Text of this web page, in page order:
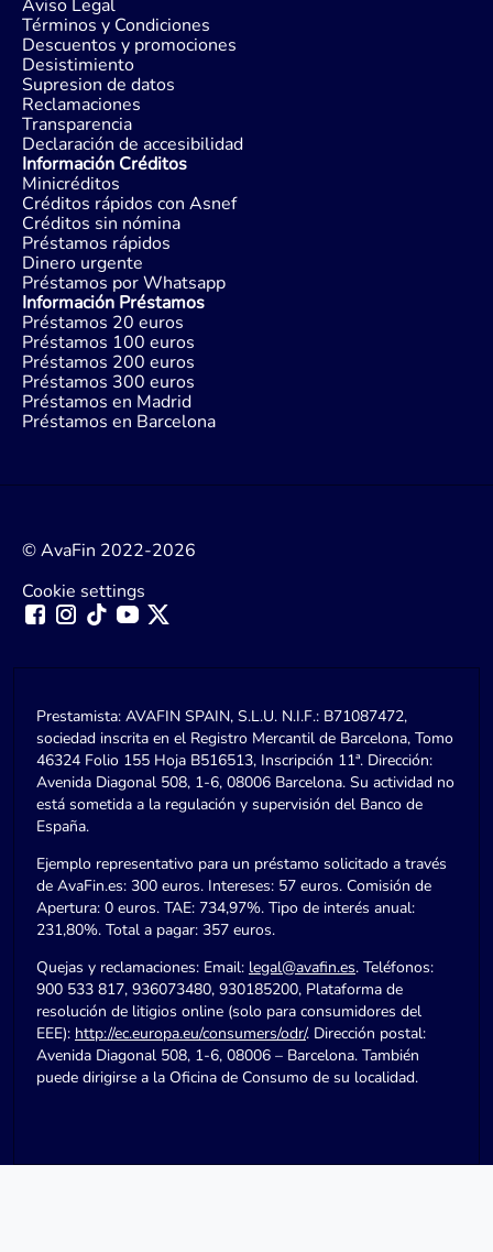
Aviso Legal
Términos y Condiciones
Descuentos y promociones
Desistimiento
Supresion de datos
Reclamaciones
Transparencia
Declaración de accesibilidad
Información Créditos
Minicréditos
Créditos rápidos con Asnef
Créditos sin nómina
Préstamos rápidos
Dinero urgente
Préstamos por Whatsapp
Información Préstamos
Préstamos 20 euros
Préstamos 100 euros
Préstamos 200 euros
Préstamos 300 euros
Préstamos en Madrid
Préstamos en Barcelona
© AvaFin 2022-2026
Cookie settings
Prestamista: AVAFIN SPAIN, S.L.U. N.I.F.: B71087472,
sociedad inscrita en el Registro Mercantil de Barcelona, Tomo
46324 Folio 155 Hoja B516513, Inscripción 11ª. Dirección:
Avenida Diagonal 508, 1-6, 08006 Barcelona. Su actividad no
está sometida a la regulación y supervisión del Banco de
España.
Ejemplo representativo para un préstamo solicitado a través
de AvaFin.es: 300 euros. Intereses: 57 euros. Comisión de
Apertura: 0 euros. TAE: 734,97%. Tipo de interés anual:
231,80%. Total a pagar: 357 euros.
Quejas y reclamaciones: Email: legal@avafin.es. Teléfonos:
900 533 817, 936073480, 930185200, Plataforma de
resolución de litigios online (solo para consumidores del
EEE): http://ec.europa.eu/consumers/odr/. Dirección postal:
Avenida Diagonal 508, 1-6, 08006 – Barcelona. También
puede dirigirse a la Oficina de Consumo de su localidad.